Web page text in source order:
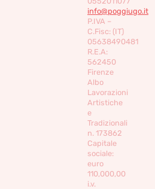
info@poggiugo.it
P.IVA –
C.Fisc: (IT)
05638490481
R.E.A:
562450
Firenze
Albo
Lavorazioni
Artistiche
e
Tradizionali
n. 173862
Capitale
sociale:
euro
110,000,00
i.v.